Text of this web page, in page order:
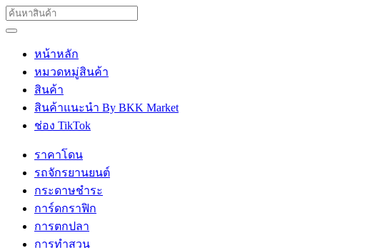
หน้าหลัก
หมวดหมู่สินค้า
สินค้า
สินค้าแนะนำ By BKK Market
ช่อง TikTok
ราคาโดน
รถจักรยานยนต์
กระดาษชำระ
การ์ดกราฟิก
การตกปลา
การทำสวน